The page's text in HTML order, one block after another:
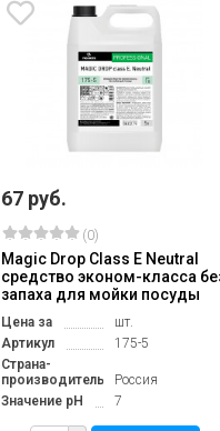
67 руб.
(0)
Magic Drop Сlass E Neutral
средство эконом-класса
запаха для мойки посуды
Цена за
шт.
Артикул
175-5
Страна-
производитель
Россия
Значение pH
7